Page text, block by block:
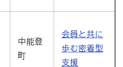
中能登
町
会員と共に
歩む密着型
支援